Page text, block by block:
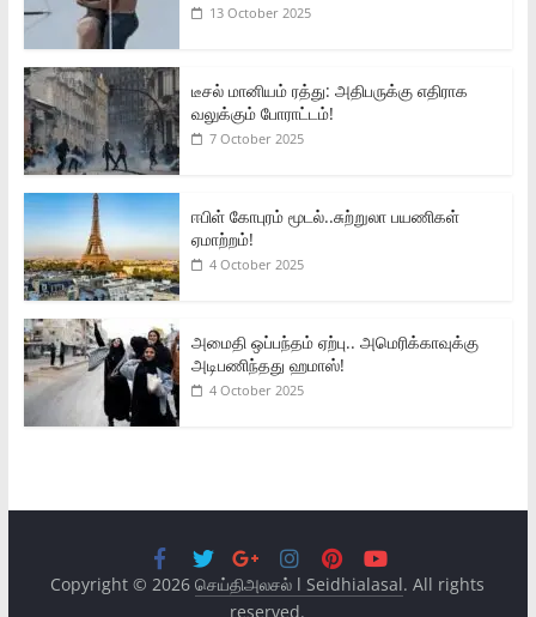
13 October 2025
டீசல் மானியம் ரத்து: அதிபருக்கு எதிராக
வலுக்கும் போராட்டம்!
7 October 2025
ஈபிள் கோபுரம் மூடல்..சுற்றுலா பயணிகள்
ஏமாற்றம்!
4 October 2025
அமைதி ஒப்பந்தம் ஏற்பு.. அமெரிக்காவுக்கு
அடிபணிந்தது ஹமாஸ்!
4 October 2025
Copyright © 2026செய்திஅலசல் l Seidhialasal. All rights
reserved.